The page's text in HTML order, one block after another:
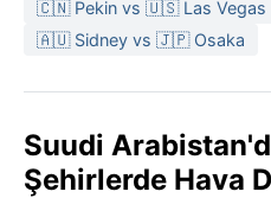
🇨🇳 Pekin vs 🇺🇸 Las Vegas
🇦🇺 Sidney vs 🇯🇵 Osaka
Suudi
Şehirlerde Hava